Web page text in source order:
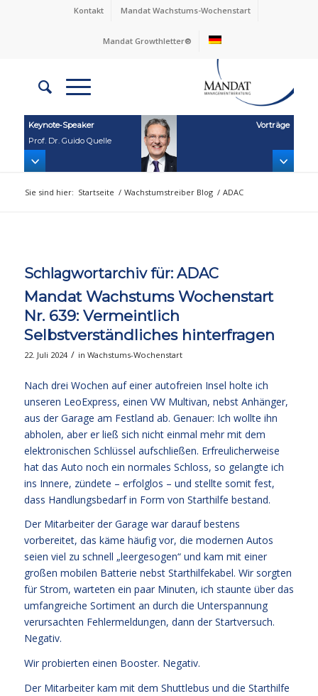
Kontakt Mandat Wachstums-Wochenstart
Mandat Growthletter®
Keynote‑Speaker
Prof. Dr. Guido Quelle
Vorträge
Sie sind hier: Startseite / Wachstumstreiber Blog / ADAC
Schlagwortarchiv für: ADAC
Mandat Wachstums Wochenstart
Nr. 639: Vermeintlich
Selbstverständliches hinterfragen
22. Juli 2024 / in Wachstums-Wochenstart
Nach drei Wochen auf einer autofreien Insel holte ich
unseren LeoExpress, einen VW Multivan, nebst Anhänger,
aus der Garage am Festland ab. Genauer: Ich wollte ihn
abholen, aber er ließ sich nicht einmal mehr mit dem
elektronischen Schlüssel aufschließen. Erfreulicherweise
hat das Auto noch ein normales Schloss, so gelangte ich
ins Innere, zündete – erfolglos – und stellte somit fest,
dass Handlungsbedarf in Form von Starthilfe bestand.
Der Mitarbeiter der Garage war darauf bestens
vorbereitet, das käme häufig vor, die modernen Autos
seien viel zu schnell „leergesogen“ und kam mit einer
großen mobilen Batterie nebst Starthilfekabel. Wir sorgten
für Strom, warteten ein paar Minuten, ich staunte über das
umfangreiche Sortiment an durch die Unterspannung
verursachten Fehlermeldungen, dann der Startversuch.
Negativ.
Wir probierten einen Booster. Negativ.
Der Mitarbeiter kam mit dem Shuttlebus und die Starthilfe